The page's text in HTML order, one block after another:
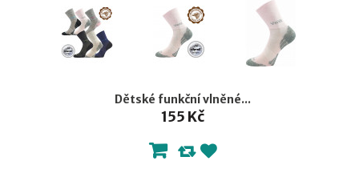
Dětské funkční vlněné...
155 Kč